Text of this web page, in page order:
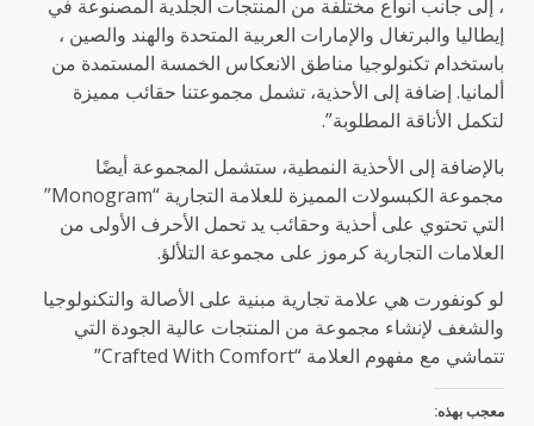
، إلى جانب أنواع مختلفة من المنتجات الجلدية المصنوعة في
إيطاليا والبرتغال والإمارات العربية المتحدة والهند والصين ،
باستخدام تكنولوجيا مناطق الانعكاس الخمسة المستمدة من
ألمانيا. إضافة إلى الأحذية، تشمل مجموعتنا حقائب مميزة
لتكمل الأناقة المطلوبة”.
بالإضافة إلى الأحذية النمطية، ستشمل المجموعة أيضًا
مجموعة الكبسولات المميزة للعلامة التجارية “Monogram”
التي تحتوي على أحذية وحقائب يد تحمل الأحرف الأولى من
العلامات التجارية كرموز على مجموعة التلألؤ.
لو كونفورت هي علامة تجارية مبنية على الأصالة والتكنولوجيا
والشغف لإنشاء مجموعة من المنتجات عالية الجودة التي
تتماشي مع مفهوم العلامة “Crafted With Comfort”
معجب بهذه: